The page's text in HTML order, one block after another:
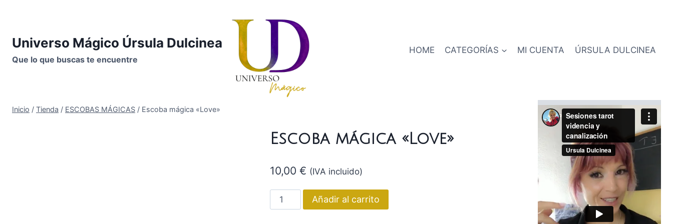
Universo Mágico Úrsula Dulcinea
Que lo que buscas te encuentre
HOME CATEGORÍAS MI CUENTA ÚRSULA DULCINEA
Inicio / Tienda / ESCOBAS MÁGICAS / Escoba mágica «Love»
Escoba mágica «Love»
10,00 € (IVA incluido)
Escoba
mágica
Añadir al carrito